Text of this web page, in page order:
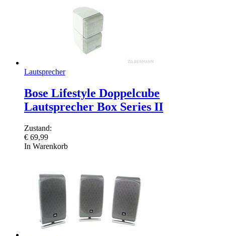
Lautsprecher
Bose Lifestyle Doppelcube
Lautsprecher Box Series II
Zustand:
€ 69,99
In Warenkorb